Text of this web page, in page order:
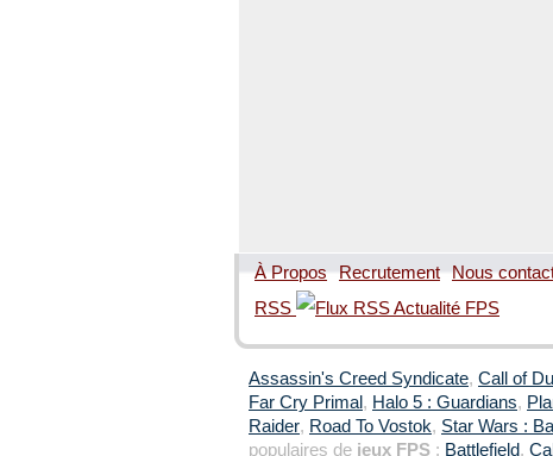
À Propos Recrutement Nous
RSS
Assassin's Creed Syndicate, Call of
Far Cry Primal , Halo 5 : Guardians,
Raider, Road To Vostok, Star Wars :
populaires de jeux FPS : Battlefield,